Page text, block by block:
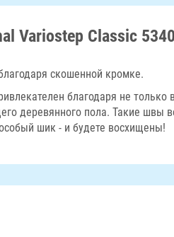
Variostep Classic
скошенной кромке.
благодаря не
деревянного пола. Такие
шик - и будете восхищены!